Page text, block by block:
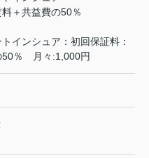
料＋共益費の50％
インシュア：初回保証料：
50％ 月々:1,000円